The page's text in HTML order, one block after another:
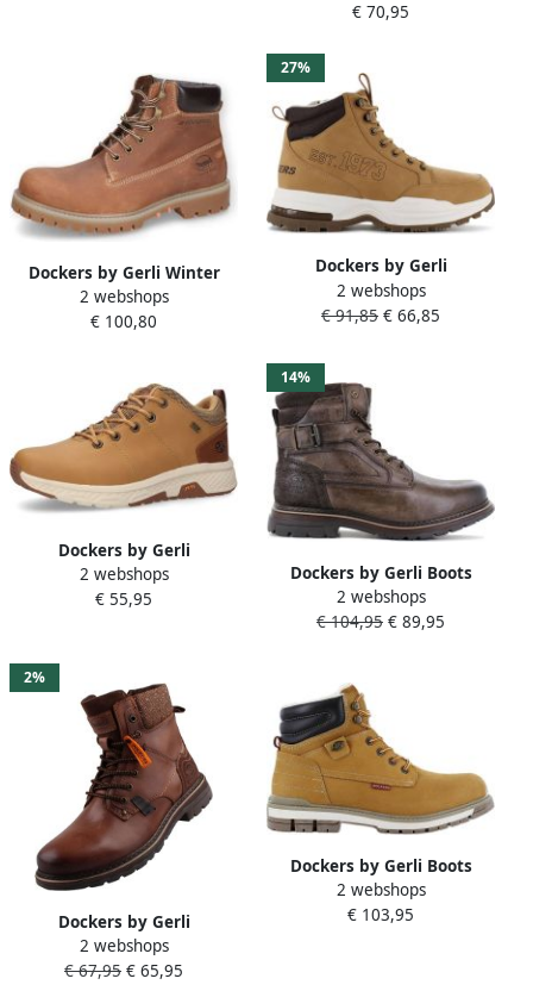
€ 70,95
Dockers by Gerli Winter
Boot Winterlaarzen bruin
Leer Rock wear Street wear
2 webshops
€ 100,80
27%
Dockers by Gerli
Winterlaarzen High top
sneakers veterschoenen
2 webshops
€ 91,85 € 66,85
Dockers by Gerli
Veterschoenen mid cut
sneaker vrijetijdsschoen
2 webshops
€ 55,95
14%
Dockers by Gerli Boots
Heren Winter Schoenen
Laarzen Boots Gevoerd Leer
2 webshops
€ 104,95 € 89,95
2%
Dockers by Gerli
herenlaarzen bruin
(chocolate)
2 webshops
€ 67,95 € 65,95
Dockers by Gerli Boots
Heren Gevoerde
Winterlaarzen Boots Leer
2 webshops
€ 103,95